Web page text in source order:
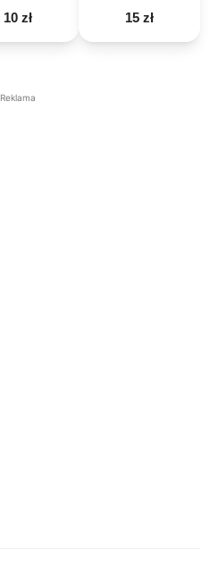
10 zł 15 zł
Reklama